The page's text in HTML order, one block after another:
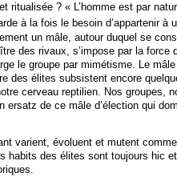
? « L’homme est par
à la fois le besoin d’appartenir à
un mâle, autour duquel se
des rivaux, s’impose par la force
le groupe par mimétisme. Le
des élites subsistent encore
cerveau reptilien. Nos groupes,
de ce mâle d’élection qui
varient, évoluent et mutent
habits des élites sont toujours hic